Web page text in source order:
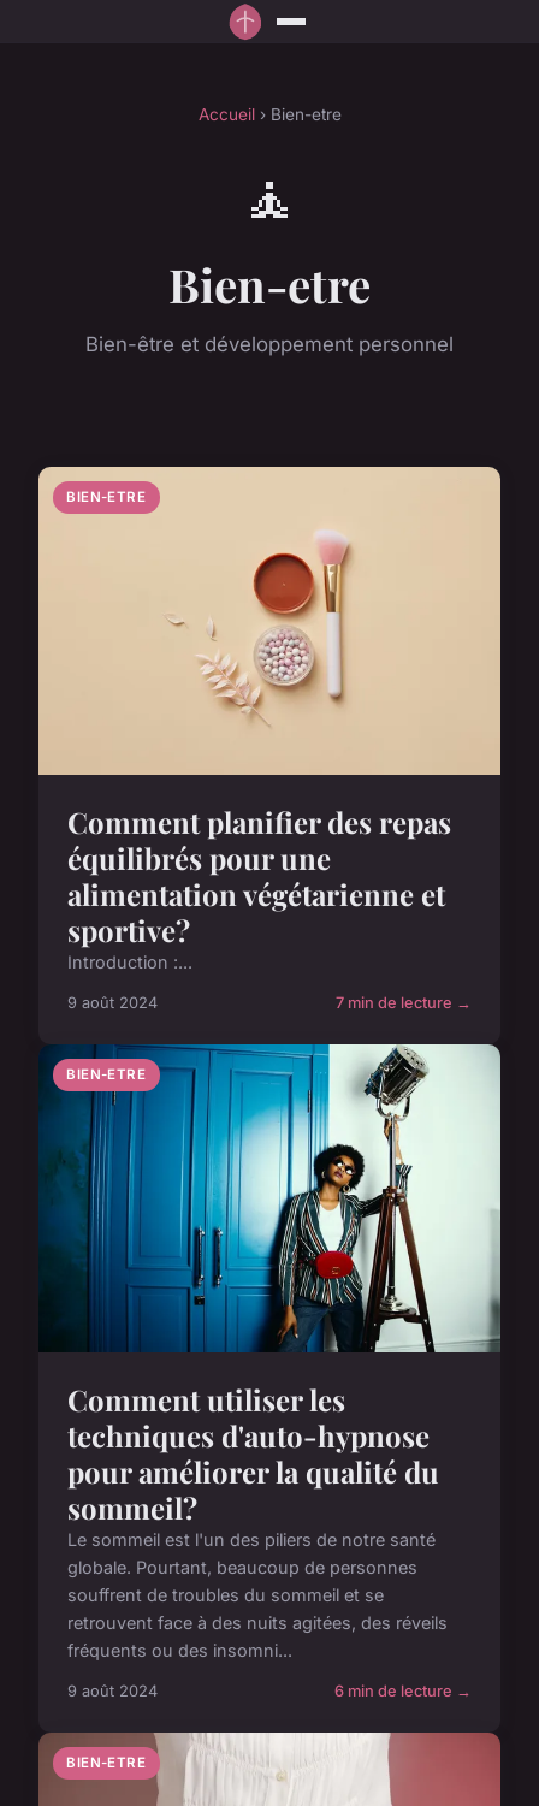
Accueil› Bien-etre
🧘
Bien-etre
Bien-être et développement personnel
BIEN-ETRE
Comment planifier des repas
équilibrés pour une
alimentation végétarienne et
sportive?
Introduction :...
9 août 2024 7 min de lecture →
BIEN-ETRE
Comment utiliser les
techniques d'auto-hypnose
pour améliorer la qualité du
sommeil?
Le sommeil est l'un des piliers de notre santé
globale. Pourtant, beaucoup de personnes
souffrent de troubles du sommeil et se
retrouvent face à des nuits agitées, des réveils
fréquents ou des insomni...
9 août 2024 6 min de lecture →
BIEN-ETRE